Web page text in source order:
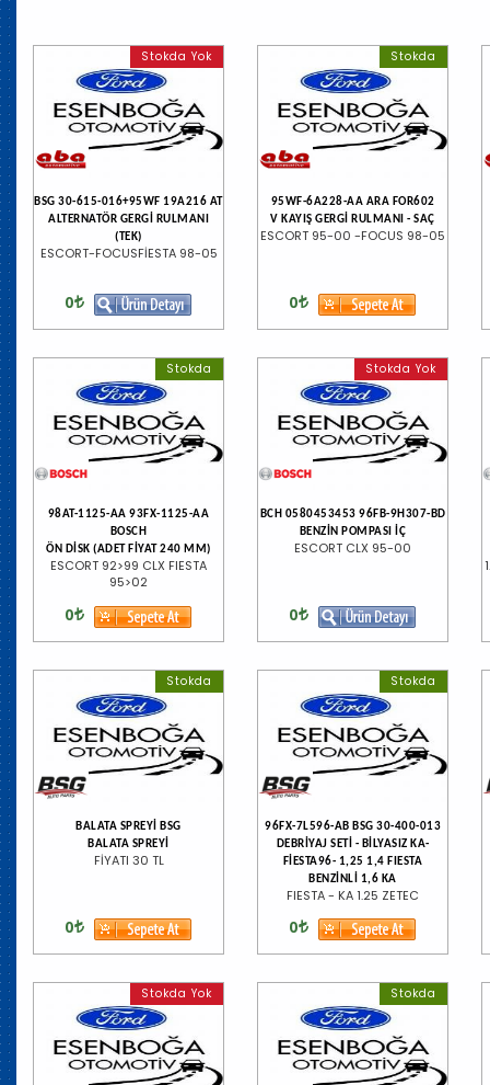
Stokda Yok
BSG 30-615-016+95WF 19A216 AT
ALTERNATÖR GERGİ RULMANI
(TEK)
ESCORT-FOCUSFİESTA 98-05
0
Stokda
95WF-6A228-AA ARA FOR602
V KAYIŞ GERGİ RULMANI - SAÇ
ESCORT 95-00 -FOCUS 98-05
0
Stokda
98AT-1125-AA 93FX-1125-AA
BOSCH
ÖN DİSK (ADET FİYAT 240 MM)
ESCORT 92>99 CLX FIESTA
95>02
0
Stokda Yok
BCH 0580453453 96FB-9H307-BD
BENZİN POMPASI İÇ
ESCORT CLX 95-00
0
Stokda
BALATA SPREYİ BSG
BALATA SPREYİ
FİYATI 30 TL
0
Stokda
96FX-7L596-AB BSG 30-400-013
DEBRİYAJ SETİ - BİLYASIZ KA-
FİESTA96- 1,25 1,4 FIESTA
BENZİNLİ 1,6 KA
FIESTA - KA 1.25 ZETEC
0
Stokda Yok Stokda